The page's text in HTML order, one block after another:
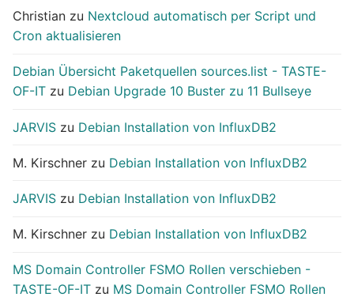
Christian zu Nextcloud automatisch per Script und
Cron aktualisieren
Debian Übersicht Paketquellen sources.list - TASTE-
OF-IT zu Debian Upgrade 10 Buster zu 11 Bullseye
JARVIS zu Debian Installation von InfluxDB2
M. Kirschner zu Debian Installation von InfluxDB2
JARVIS zu Debian Installation von InfluxDB2
M. Kirschner zu Debian Installation von InfluxDB2
MS Domain Controller FSMO Rollen verschieben -
TASTE-OF-IT zu MS Domain Controller FSMO Rollen